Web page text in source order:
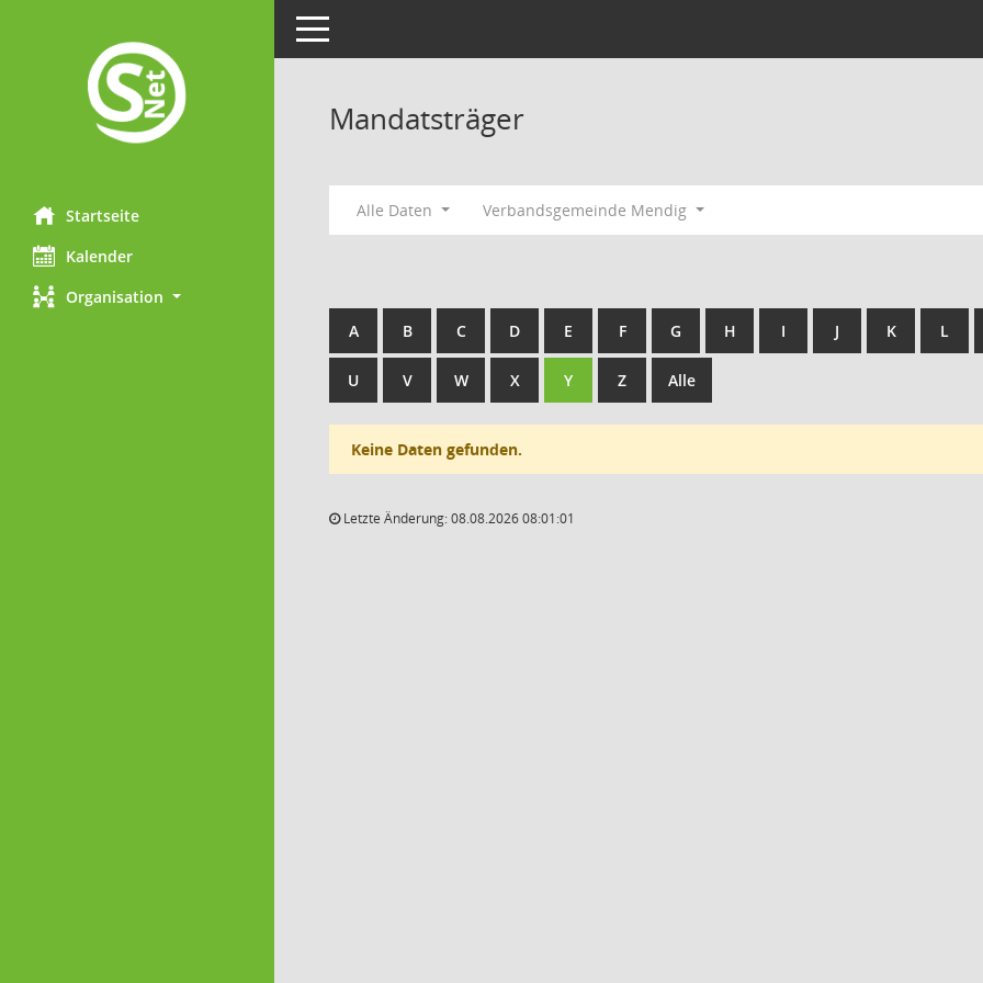
Startseite
Kalender
Organisation
Toggle navigation
Mandatsträger
Alle Daten Verbandsgemeinde Mendig
A B C D E F G H I J K L
U V W X Y Z Alle
Keine Daten gefunden.
Letzte Änderung: 08.08.2026 08:01:01